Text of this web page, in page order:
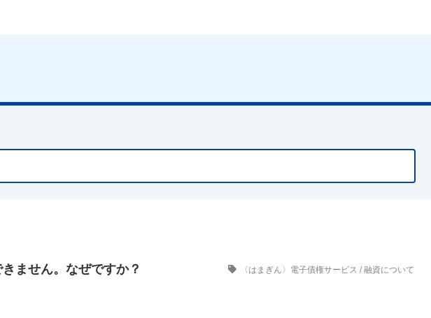
ません。なぜですか？ 〈はまぎん〉電子債権サービス /融資について